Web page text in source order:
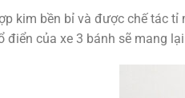
kim bền bỉ và được chế tác
điển của xe 3 bánh sẽ mang